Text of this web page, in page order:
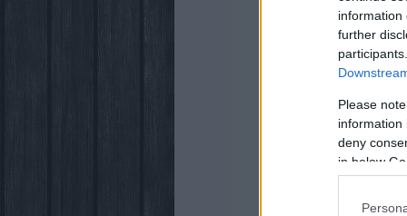
information
further
Please
information
deny
in below